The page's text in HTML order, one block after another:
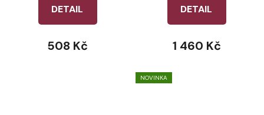
DETAIL
508 Kč
DETAIL
1 460 Kč
NOVINKA